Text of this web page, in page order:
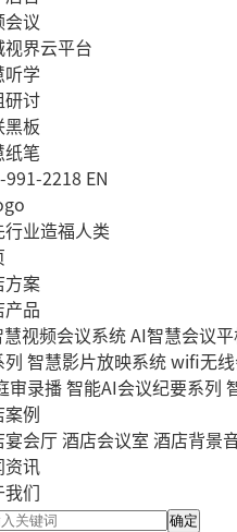
会议
视界云平台
听学
研讨
黑板
笔
991-2218 EN
行业造福人类
方案
品
视频会议系统AI智慧会议
列 智慧影片放映系统wifi无
审录播智能AI会议纪要系列
例
宴会厅酒店会议室 酒店背景
资讯
我们
确定